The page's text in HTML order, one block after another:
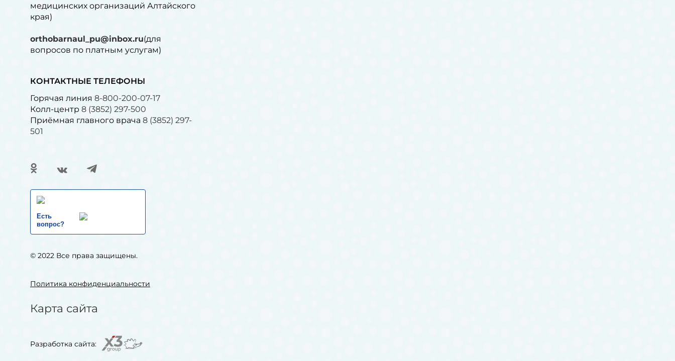
медицинских организаций Алтайского
края)
orthobarnaul_pu@inbox.ru(для
вопросов по платным услугам)⁠
КОНТАКТНЫЕ ТЕЛЕФОНЫ
Горячая линия 8-800-200-07-17
Колл-центр 8 (3852) 297-500
Приёмная главного врача 8 (3852) 297-
501
Есть
вопрос?
© 2022 Все права защищены.
Политика конфиденциальности
Карта сайта
Разработка сайта: